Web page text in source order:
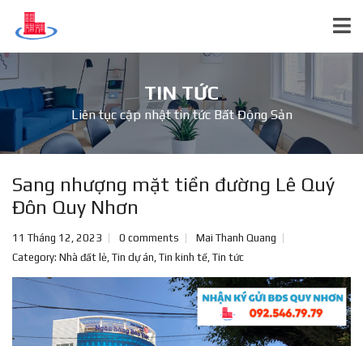
TIN TỨC
Liên tục cập nhật tin tức Bất Động Sản
Sang nhượng mặt tiền đường Lê Quý
Đôn Quy Nhơn
11 Tháng 12, 2023 0 comments
Mai Thanh Quang
Category: Nhà đất lẻ, Tin dự án, Tin kinh tế, Tin tức